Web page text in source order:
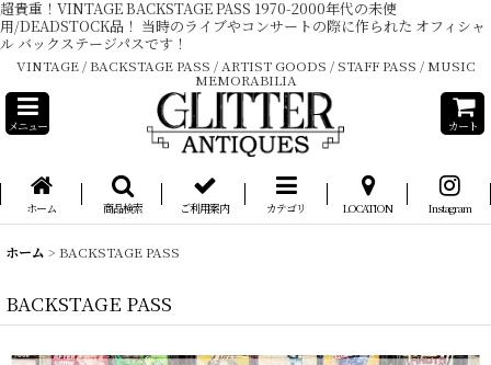
超貴重！VINTAGE BACKSTAGE PASS 1970-2000年代の未使
用/DEADSTOCK品！ 当時のライブやコンサートの際に作られた オフィシャ
ル バックステージパスです！
VINTAGE / BACKSTAGE PASS / ARTIST GOODS / STAFF PASS / MUSIC
MEMORABILIA
メニュー カート
ホーム 商品検索 ご利用案内 カテゴリ LOCATION Instagram
ホーム > BACKSTAGE PASS
BACKSTAGE PASS